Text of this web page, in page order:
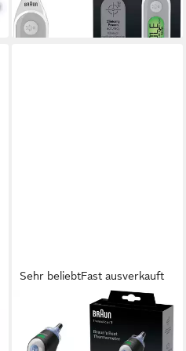
-14%
lieferbar - in 1-2 Werktagen bei dir
Sehr beliebtFast ausverkauft
Fieberthermometer
ThermoScan® 7